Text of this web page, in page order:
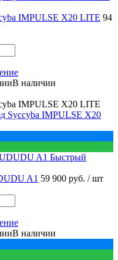
IMPULSE X20 LITE 94
В наличии
IMPULSE X20 LITE
Syccyba IMPULSE X20
Быстрый
A1 59 900 руб. / шт
В наличии